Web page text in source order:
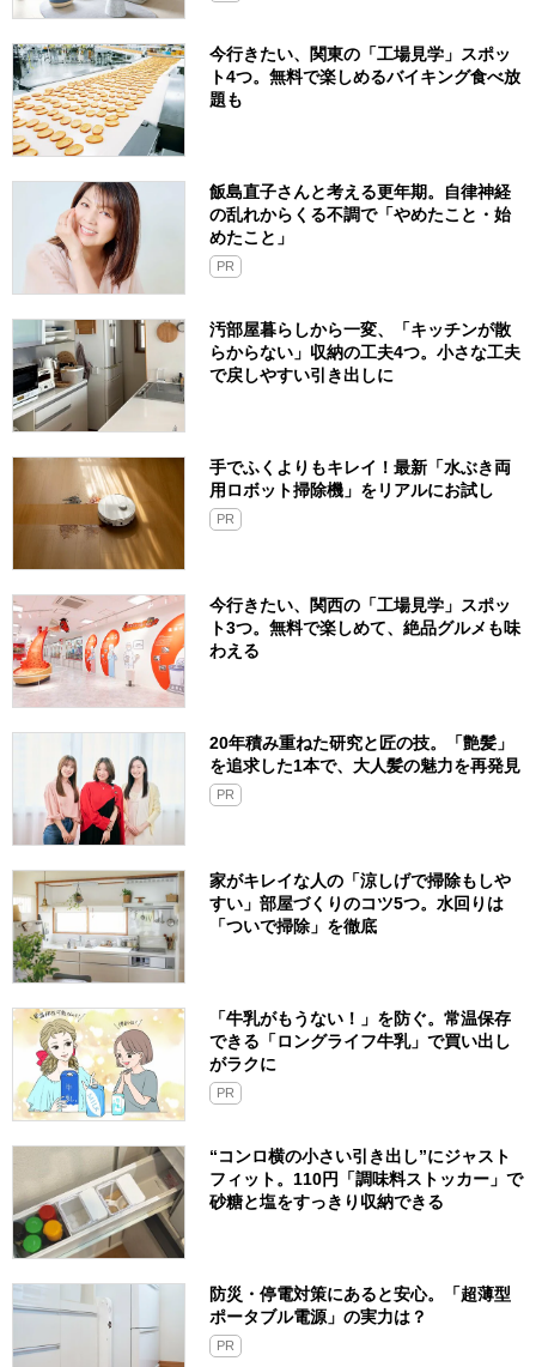
今行きたい、関東の「工場見学」スポッ
ト4つ。無料で楽しめるバイキング食べ放
題も
飯島直子さんと考える更年期。自律神経
の乱れからくる不調で「やめたこと・始
めたこと」
PR
汚部屋暮らしから一変、「キッチンが散
らからない」収納の工夫4つ。小さな工夫
で戻しやすい引き出しに
手でふくよりもキレイ！最新「水ぶき両
用ロボット掃除機」をリアルにお試し
PR
今行きたい、関西の「工場見学」スポッ
ト3つ。無料で楽しめて、絶品グルメも味
わえる
20年積み重ねた研究と匠の技。「艶髪」
を追求した1本で、大人髪の魅力を再発見
PR
家がキレイな人の「涼しげで掃除もしや
すい」部屋づくりのコツ5つ。水回りは
「ついで掃除」を徹底
「牛乳がもうない！」を防ぐ。常温保存
できる「ロングライフ牛乳」で買い出し
がラクに
PR
“コンロ横の小さい引き出し”にジャスト
フィット。110円「調味料ストッカー」で
砂糖と塩をすっきり収納できる
防災・停電対策にあると安心。「超薄型
ポータブル電源」の実力は？​
PR